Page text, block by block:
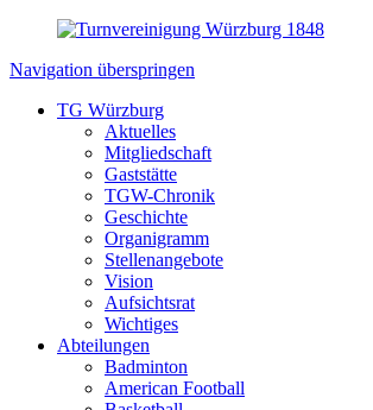
Navigation überspringen
TG Würzburg
Aktuelles
Mitgliedschaft
Gaststätte
TGW-Chronik
Geschichte
Organigramm
Stellenangebote
Vision
Aufsichtsrat
Wichtiges
Abteilungen
Badminton
American Football